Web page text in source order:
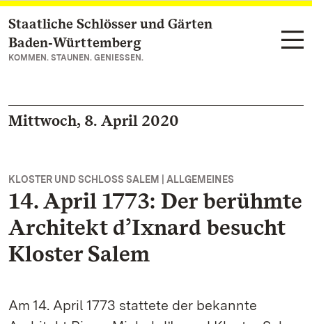
Zum Hauptinhalt springen
Staatliche Schlösser und Gärten
Baden‑Württemberg
KOMMEN. STAUNEN. GENIESSEN.
Mittwoch, 8. April 2020
KLOSTER UND SCHLOSS SALEM | ALLGEMEINES
14. April 1773: Der berühmte
Architekt d’Ixnard besucht
Kloster Salem
Am 14. April 1773 stattete der bekannte